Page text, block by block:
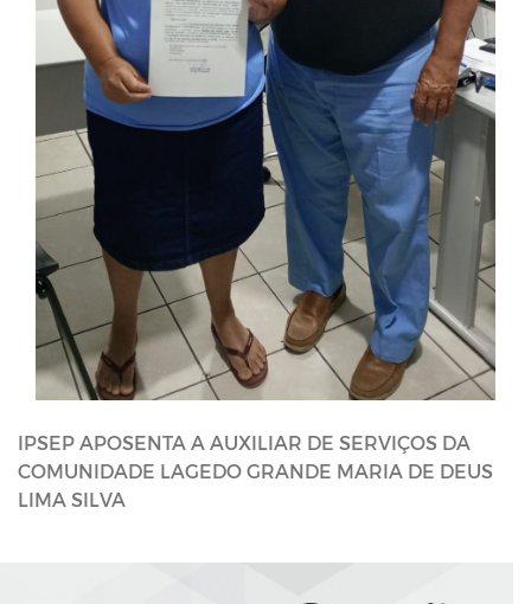
IPSEP APOSENTA A AUXILIAR DE SERVIÇOS DA
COMUNIDADE LAGEDO GRANDE MARIA DE DEUS
LIMA SILVA